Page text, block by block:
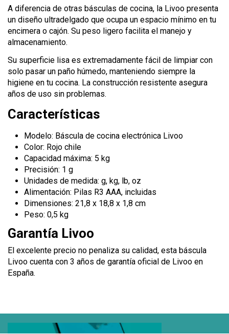
A diferencia de otras básculas de cocina, la Livoo presenta
un diseño ultradelgado que ocupa un espacio mínimo en tu
encimera o cajón. Su peso ligero facilita el manejo y
almacenamiento.
Su superficie lisa es extremadamente fácil de limpiar con
solo pasar un paño húmedo, manteniendo siempre la
higiene en tu cocina. La construcción resistente asegura
años de uso sin problemas.
Características
Modelo: Báscula de cocina electrónica Livoo
Color: Rojo chile
Capacidad máxima: 5 kg
Precisión: 1 g
Unidades de medida: g, kg, lb, oz
Alimentación: Pilas R3 AAA, incluidas
Dimensiones: 21,8 x 18,8 x 1,8 cm
Peso: 0,5 kg
Garantía Livoo
El excelente precio no penaliza su calidad, esta báscula
Livoo cuenta con 3 años de garantía oficial de Livoo en
España.